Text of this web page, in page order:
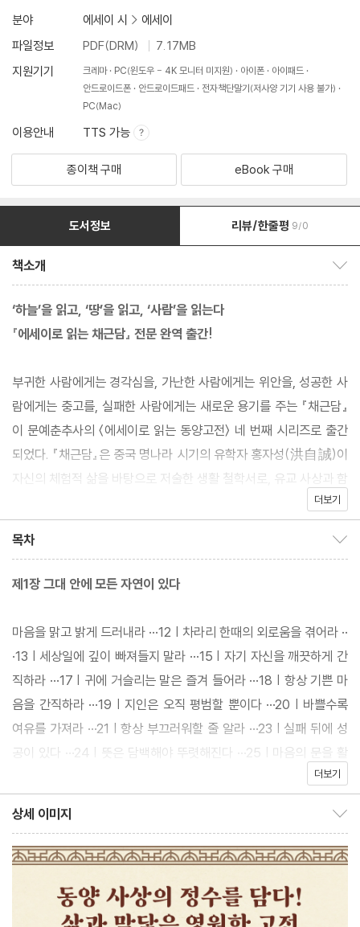
분야 에세이 시 > 에세이
파일정보
PDF(DRM)
7.17MB
지원기기
크레마 PC(윈도우 - 4K 모니터 미지원) 아이폰
아이패드
안드로이드폰
안드로이드패드
전자책단말기(저사양 기기 사용 불가)
PC(Mac)
이용안내 TTS 가능
종이책 구매 eBook 구매
도서정보 리뷰/한줄평 9/0
책소개
‘하늘’을 읽고, ‘땅’을 읽고, ‘사람’을 읽는다
『에세이로 읽는 채근담』 전문 완역 출간!
부귀한 사람에게는 경각심을, 가난한 사람에게는 위안을, 성공한 사
람에게는 충고를, 실패한 사람에게는 새로운 용기를 주는 『채근담』
이 문예춘추사의 〈에세이로 읽는 동양고전〉 네 번째 시리즈로 출간
되었다. 『채근담』은 중국 명나라 시기의 유학자 홍자성(洪自誠)이
자신의 체험적 삶을 바탕으로 저술한 생활 철학서로, 유교 사상과 함
께 도교 및 불교 사상을 융합한 동양 사상의 정수를 담고 있다.
『채근담(菜根譚)』을 읽는다는 것은 '하늘’을 읽고, ‘땅’을 읽고, ‘사
람’을 읽는 것과 같다. 이 책 속에는 하늘의 오묘한 섭리와 땅 위의
연과 연줄처럼 이어져 있다. 또한 『채근담』은 읽을 때마다 그 맛이
깊어진다. 첫 번째 읽을 때는 나 자신을 찾고, 두 번째 읽을 때는 인
생을 깨닫고, 세 번째 읽을 때는 천지자연의 이치를 알게 된다. 『채
근담』의 한마디 한마디에는 진리가 담겨 있으며, 언제 읽어도 새로
운 깨달음을 준다. 시간이 지나 다시 책을 펼칠 때마다 또 다른 의미
와 교훈을 발견할 수 있다.
책 제목처럼, ‘나물 뿌리를 씹듯이’ 천천히 음미하며 읽어 나간다면,
세상을 살아가는 데 결코 실패하거나 좌절하지 않고, 성공적인 삶을
더보기
목차
제1장 그대 안에 모든 자연이 있다
마음을 맑고 밝게 드러내라 ···12 | 차라리 한때의 외로움을 겪어라 ··
·13 | 세상일에 깊이 빠져들지 말라 ···15 | 자기 자신을 깨끗하게 간
직하라 ···17 | 귀에 거슬리는 말은 즐겨 들어라 ···18 | 항상 기쁜 마
음을 간직하라 ···19 | 지인은 오직 평범할 뿐이다 ···20 | 바쁠수록
여유를 가져라 ···21 | 항상 부끄러워할 줄 알라 ···23 | 실패 뒤에 성
공이 있다 ···24 | 뜻은 담백해야 뚜렷해진다 ···25 | 마음의 문을 활
짝 열어 두라 ···26 | 욕심을 마음에서 덜어 내라 ···27 | 벼랑길 좁은
| 이익에 앞서지 말라 ···31 | 물러섬이야말로 나아감의 바탕이다 ···3
2 | 뉘우침에는 죄악이 없다 ···33 |명예로움을 혼자 차지하지 말라 ·
을 지녀라 ···36 | 정중동은 서로가 그 속에 있다 ···37 | 잘못을 꾸짖
을 때 엄하지 말라 ···38 | 밝음은 어둠에서 비롯된다 ···40 | 정욕과
더보기
상세 이미지